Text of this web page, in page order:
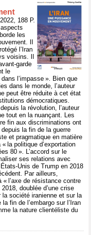
188 P.
les
Il
l’Iran
voisins. Il
garde
le
l’impasse ». Bien que
dans le monde, l’auteur
peut être réduite à cet état
démocratiques.
la révolution, l’auteur
tout en la nuançant. Les
fin aux discriminations ont
la fin de la guerre
et pragmatique en matière
la politique d’exportation
80 ». L’accord sur le
ses relations avec
Unis de Trump en 2018
Par ailleurs,
« l’axe de résistance contre
doublée d’une crise
société iranienne et sur la
fin de l’embargo sur l’Iran
la nature clientéliste du